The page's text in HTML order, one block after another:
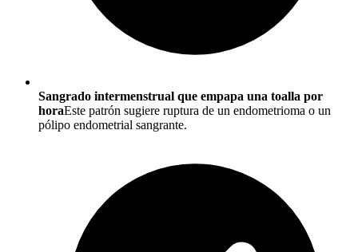
Sangrado intermenstrual que empapa una toalla por
horaEste patrón sugiere ruptura de un endometrioma o un
pólipo endometrial sangrante.